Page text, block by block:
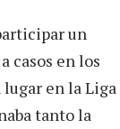
un
casos en los
en la Liga
tanto la